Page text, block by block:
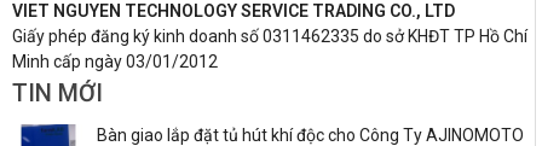
VIET NGUYEN TECHNOLOGY SERVICE TRADING CO., LTD
Giấy phép đăng ký kinh doanh số 0311462335 do sở KHĐT TP Hồ Chí
Minh cấp ngày 03/01/2012
TIN MỚI
Bàn giao lắp đặt tủ hút khí độc cho Công Ty AJINOMOTO